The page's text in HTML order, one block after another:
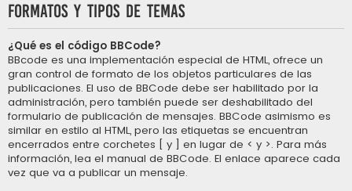
Formatos y tipos de temas
¿Qué es el código BBCode?
BBcode es una implementación especial de HTML, ofrece un
gran control de formato de los objetos particulares de las
publicaciones. El uso de BBCode debe ser habilitado por la
administración, pero también puede ser deshabilitado del
formulario de publicación de mensajes. BBCode asimismo es
similar en estilo al HTML, pero las etiquetas se encuentran
encerrados entre corchetes [ y ] en lugar de < y >. Para más
información, lea el manual de BBCode. El enlace aparece cada
vez que va a publicar un mensaje.